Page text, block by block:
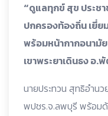
“ดูแลทุกข์ สุข ประช
ปกครองท้องถิ่น เยี่ย
พร้อมหน้ากากอนามัย
เขาพระยาเดินธง อ
นายประทวน สุทธิอำน
พปชร.จ.ลพบุรี พร้อม